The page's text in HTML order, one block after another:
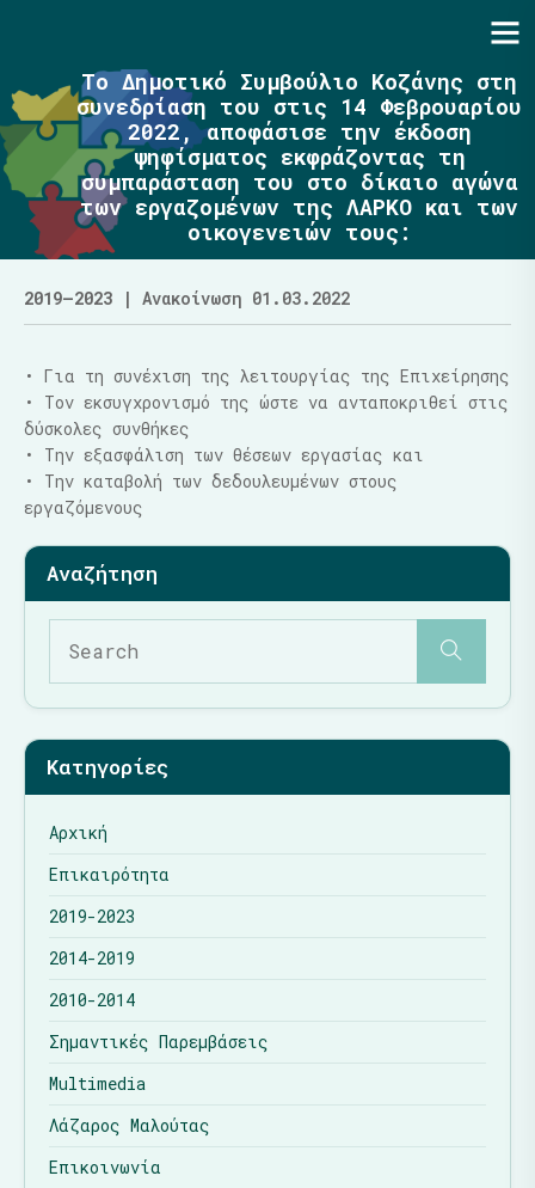
Το Δημοτικό Συμβούλιο Κοζάνης στη
συνεδρίαση του στις 14 Φεβρουαρίου
2022, αποφάσισε την έκδοση
ψηφίσματος εκφράζοντας τη
συμπαράσταση του στο δίκαιο αγώνα
των εργαζομένων της ΛΑΡΚΟ και των
οικογενειών τους:
2019–2023 | Ανακοίνωση 01.03.2022
• Για τη συνέχιση της λειτουργίας της Επιχείρησης
• Τον εκσυγχρονισμό της ώστε να ανταποκριθεί στις
δύσκολες συνθήκες
• Την εξασφάλιση των θέσεων εργασίας και
• Την καταβολή των δεδουλευμένων στους
εργαζόμενους
Κατηγορίες
Αρχική
Επικαιρότητα
2019-2023
2014-2019
2010-2014
Σημαντικές Παρεμβάσεις
Multimedia
Λάζαρος Μαλούτας
Επικοινωνία